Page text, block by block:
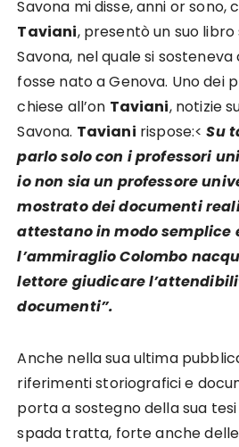
Savona mi disse, anni or sono,
Taviani, presentò un suo libro
Savona, nel quale si
fosse nato a Genova. Uno dei
chiese all’on Taviani, notizie
Savona. Taviani rispose:<Su
parlo solo con i professori
io non sia un professore
mostrato dei documenti
attestano in modo semplice
l’ammiraglio Colombo
lettore giudicare
documenti”.
Anche nella sua ultima
riferimenti storiografici e
porta a sostegno della sua
spada tratta, forte anche delle